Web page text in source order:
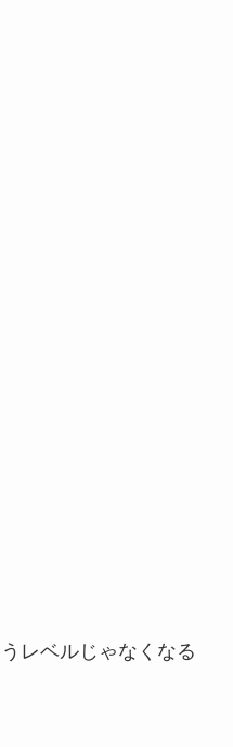
レベルじゃなくなる